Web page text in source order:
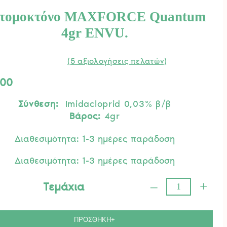
MAXFORCE Quantum
4gr ENVU.
με
(5αξιολογήσεις πελατών)
Σύνθεση:
Imidacloprid 0,03% β/β
Βάρος: 4gr
Διαθεσιμότητα: 1-3 ημέρες παράδοση
Διαθεσιμότητα: 1-3 ημέρες παράδοση
Τεμάχια – +
ΠΡΟΣΘΗΚΗ+